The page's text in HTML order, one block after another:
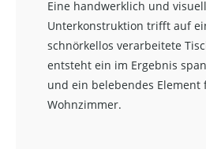
Eine handwerklich und
Unterkonstruktion trifft auf
schnörkellos verarbeitete
entsteht ein im Ergebnis
und ein belebendes Element
Wohnzimmer.